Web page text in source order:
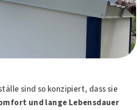
sind so konzipiert, dass sie
und lange Lebensdauer